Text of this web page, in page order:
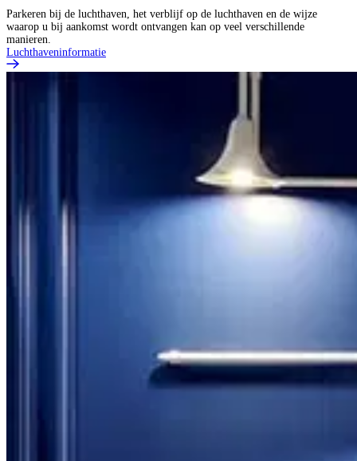
Parkeren bij de luchthaven, het verblijf op de luchthaven en de wijze
waarop u bij aankomst wordt ontvangen kan op veel verschillende
manieren.
Luchthaveninformatie